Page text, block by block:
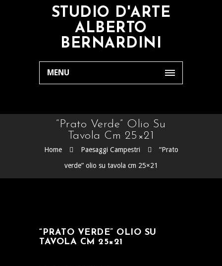
STUDIO D'ARTE
ALBERTO
BERNARDINI
MENU
“Prato Verde” Olio Su
Tavola Cm 25×21
Home Paesaggi Campestri
“Prato
verde” olio su tavola cm 25×21
“PRATO VERDE” OLIO SU
TAVOLA CM 25×21